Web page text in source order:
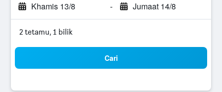
Khamis 13/8 - Jumaat 14/8
2 tetamu, 1 bilik
Cari